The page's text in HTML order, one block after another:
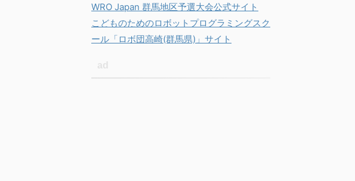
WRO Japan 群馬地区予選大会公式サイト
こどものためのロボットプログラミングスク
ール「ロボ団高崎(群馬県)」サイト